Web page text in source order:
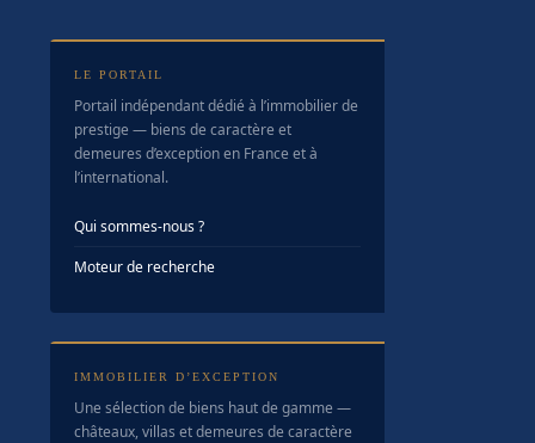
LE PORTAIL
Portail indépendant dédié à l’immobilier de
prestige — biens de caractère et
demeures d’exception en France et à
l’international.
Qui sommes-nous ?
Moteur de recherche
IMMOBILIER D’EXCEPTION
Une sélection de biens haut de gamme —
châteaux, villas et demeures de caractère